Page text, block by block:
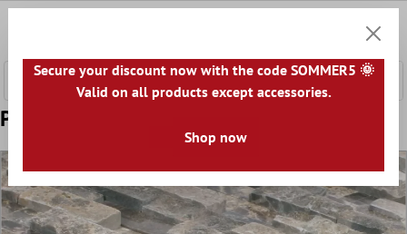
Prov Mosaik Marmor Sirocco Emperador 3D
Secure your discount now with the code SOMMER5 🌞
Valid on all products except accessories.
Shop now